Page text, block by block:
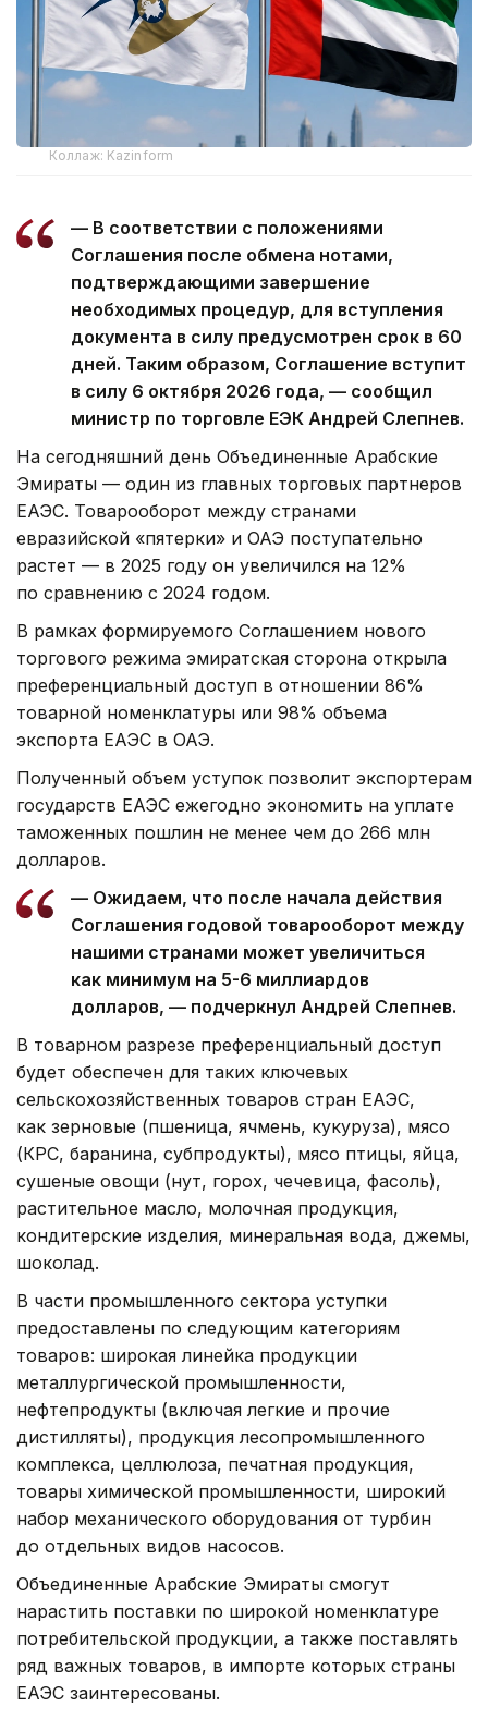
Коллаж: Kazinform
— В соответствии с положениями
Соглашения после обмена нотами,
подтверждающими завершение
необходимых процедур, для вступления
документа в силу предусмотрен срок в 60
дней. Таким образом, Соглашение вступит
в силу 6 октября 2026 года, — сообщил
министр по торговле ЕЭК Андрей Слепнев.
На сегодняшний день Объединенные Арабские
Эмираты — один из главных торговых партнеров
ЕАЭС. Товарооборот между странами
евразийской «пятерки» и ОАЭ поступательно
растет — в 2025 году он увеличился на 12%
по сравнению с 2024 годом.
В рамках формируемого Соглашением нового
торгового режима эмиратская сторона открыла
преференциальный доступ в отношении 86%
товарной номенклатуры или 98% объема
экспорта ЕАЭС в ОАЭ.
Полученный объем уступок позволит экспортерам
государств ЕАЭС ежегодно экономить на уплате
таможенных пошлин не менее чем до 266 млн
долларов.
— Ожидаем, что после начала действия
Соглашения годовой товарооборот между
нашими странами может увеличиться
как минимум на 5-6 миллиардов
долларов, — подчеркнул Андрей Слепнев.
В товарном разрезе преференциальный доступ
будет обеспечен для таких ключевых
сельскохозяйственных товаров стран ЕАЭС,
как зерновые (пшеница, ячмень, кукуруза), мясо
(КРС, баранина, субпродукты), мясо птицы, яйца,
сушеные овощи (нут, горох, чечевица, фасоль),
растительное масло, молочная продукция,
кондитерские изделия, минеральная вода, джемы,
шоколад.
В части промышленного сектора уступки
предоставлены по следующим категориям
товаров: широкая линейка продукции
металлургической промышленности,
нефтепродукты (включая легкие и прочие
дистилляты), продукция лесопромышленного
комплекса, целлюлоза, печатная продукция,
товары химической промышленности, широкий
набор механического оборудования от турбин
до отдельных видов насосов.
Объединенные Арабские Эмираты смогут
нарастить поставки по широкой номенклатуре
потребительской продукции, а также поставлять
ряд важных товаров, в импорте которых страны
ЕАЭС заинтересованы.